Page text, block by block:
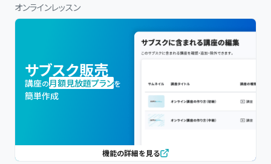
オンラインレッスン
サブスク販売
講座の月額見放題プランを
簡単作成
機能の詳細を見る